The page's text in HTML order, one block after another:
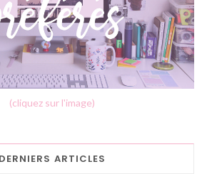
(cliquez sur l'image)
DERNIERS ARTICLES